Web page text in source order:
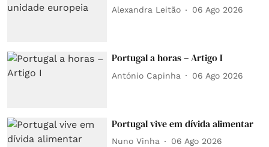
Alexandra Leitão 06 Ago 2026
Portugal a horas – Artigo I
António Capinha 06 Ago 2026
Portugal vive em dívida alimentar
Nuno Vinha 06 Ago 2026